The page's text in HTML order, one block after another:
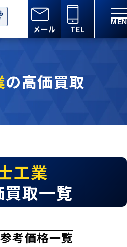
メール TEL
の高価買取
工業
取一覧
考価格一覧